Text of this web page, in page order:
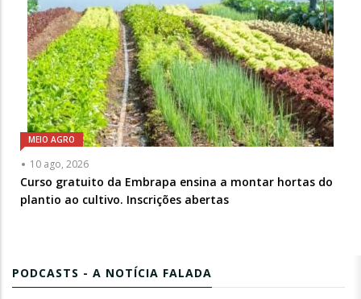
MEIO AGRO
10 ago, 2026
Curso gratuito da Embrapa ensina a montar hortas do
plantio ao cultivo. Inscrições abertas
PODCASTS - A NOTÍCIA FALADA